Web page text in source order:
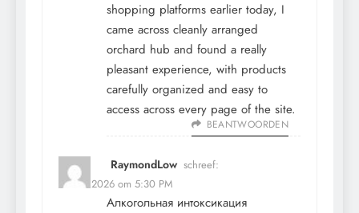
shopping platforms earlier today, I
came across cleanly arranged
orchard hub and found a really
pleasant experience, with products
carefully organized and easy to
access across every page of the site.
BEANTWOORDEN
RaymondLow schreef:
12 mei 2026 om 5:30 PM
Алкогольная интоксикация